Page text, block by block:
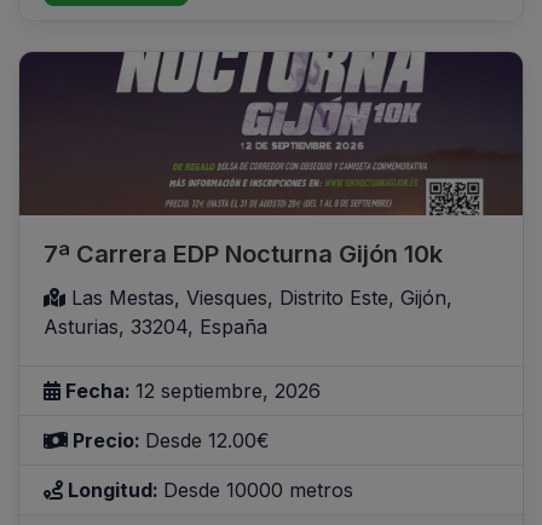
7ª Carrera EDP Nocturna Gijón 10k
Las Mestas, Viesques, Distrito Este, Gijón,
Asturias, 33204, España
Fecha: 12 septiembre, 2026
Precio: Desde 12.00€
Longitud: Desde 10000 metros